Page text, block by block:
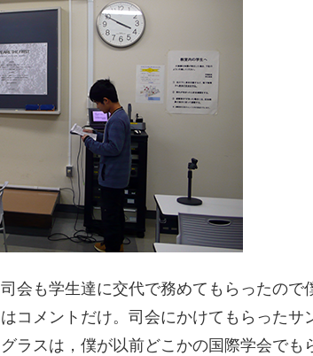
司会も学生達に交代で務めてもらったので
はコメントだけ。司会にかけてもらったサ
グラスは，僕が以前どこかの国際学会でも